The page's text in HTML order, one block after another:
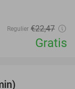
Regulier €22,47
Gratis